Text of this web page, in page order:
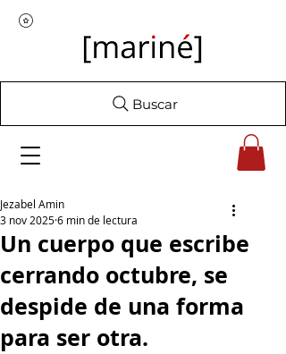
Buscar
Un cuerpo que escribe
cerrando octubre, se
despide de una forma
para ser otra.
Jezabel Amin
3 nov 20256 min de lectura